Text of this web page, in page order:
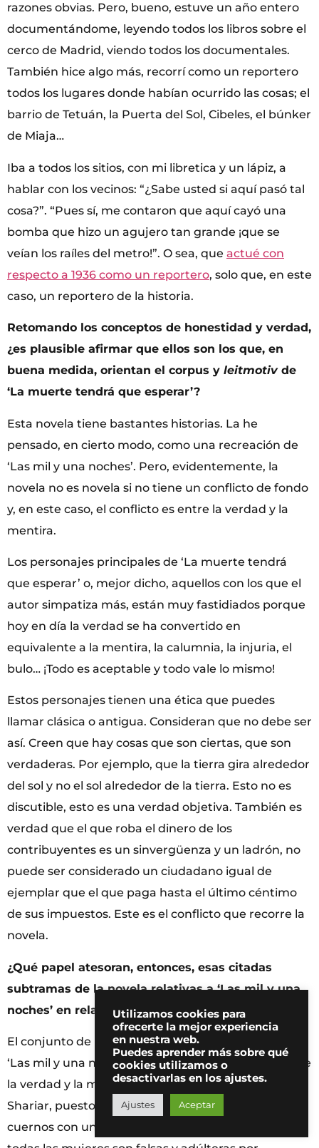
razones obvias. Pero, bueno, estuve un año entero
documentándome, leyendo todos los libros sobre el
cerco de Madrid, viendo todos los documentales.
También hice algo más, recorrí como un reportero
todos los lugares donde habían ocurrido las cosas; el
barrio de Tetuán, la Puerta del Sol, Cibeles, el búnker
de Miaja…
Iba a todos los sitios, con mi libretica y un lápiz, a
hablar con los vecinos: “¿Sabe usted si aquí pasó tal
cosa?”. “Pues sí, me contaron que aquí cayó una
bomba que hizo un agujero tan grande ¡que se
veían los raíles del metro!”. O sea, que actué con
respecto a 1936 como un reportero, solo que, en este
caso, un reportero de la historia.
Retomando los conceptos de honestidad y verdad,
¿es plausible afirmar que ellos son los que, en
buena medida, orientan el corpus y leitmotivde
‘La muerte tendrá que esperar’?
Esta novela tiene bastantes historias. La he
pensado, en cierto modo, como una recreación de
‘Las mil y una noches’. Pero, evidentemente, la
novela no es novela si no tiene un conflicto de fondo
y, en este caso, el conflicto es entre la verdad y la
mentira.
Los personajes principales de ‘La muerte tendrá
que esperar’ o, mejor dicho, aquellos con los que el
autor simpatiza más, están muy fastidiados porque
hoy en día la verdad se ha convertido en
equivalente a la mentira, la calumnia, la injuria, el
bulo… ¡Todo es aceptable y todo vale lo mismo!
Estos personajes tienen una ética que puedes
llamar clásica o antigua. Consideran que no debe ser
así. Creen que hay cosas que son ciertas, que son
verdaderas. Por ejemplo, que la tierra gira alrededor
del sol y no el sol alrededor de la tierra. Esto no es
discutible, esto es una verdad objetiva. También es
verdad que el que roba el dinero de los
contribuyentes es un sinvergüenza y un ladrón, no
puede ser considerado un ciudadano igual de
ejemplar que el que paga hasta el último céntimo
de sus impuestos. Este es el conflicto que recorre la
novela.
¿Qué papel atesoran, entonces, esas citadas
subtramas de la novela relativas a ‘Las mil y una
noches’ en relación con este conflicto?
El conjunto de los relatos orientales recogidos en
‘Las mil y una noches’ versan sobre el conflicto entre
la verdad y la mentira. Comienzan cuando el rey
Shariar, puesto que su mujer le ha puesto los
cuernos con un esclavo, saca la conclusión de que
Utilizamos cookies para
ofrecerte la mejor experiencia
en nuestra web.
Puedes aprender más sobre qué
cookies utilizamos o
desactivarlas en los ajustes.
Ajustes Aceptar